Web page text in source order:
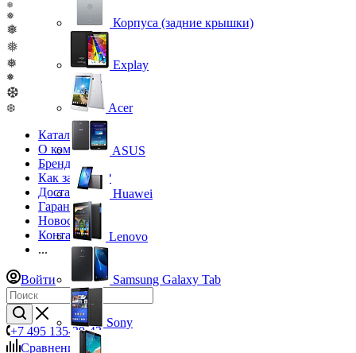
❅
❅
❅
❅
❅
❅
❆
❆
Каталог
О компании
Бренды
Как заказать?
Доставка
Гарантия
Новости
Контакты
...
Войти
+7 495 135-39-43
Сравнение
0
Корпуса (задние крышки)
Explay
Acer
ASUS
Huawei
Lenovo
Samsung Galaxy Tab
Sony